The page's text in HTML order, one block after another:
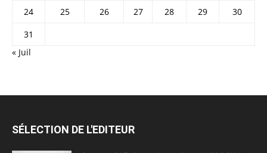
24
25 26 27 28 29
30
31
« Juil
SÉLECTION DE L'EDITEUR